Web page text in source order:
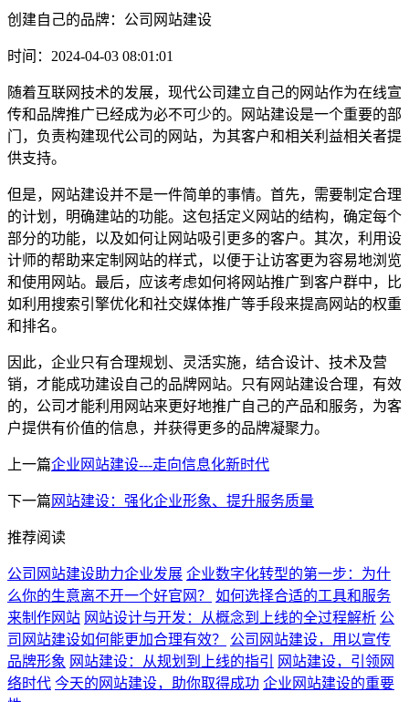
创建自己的品牌：公司网站建设
时间：2024-04-03 08:01:01
随着互联网技术的发展，现代公司建立自己的网站作为在线宣
传和品牌推广已经成为必不可少的。网站建设是一个重要的部
门，负责构建现代公司的网站，为其客户和相关利益相关者提
供支持。
但是，网站建设并不是一件简单的事情。首先，需要制定合理
的计划，明确建站的功能。这包括定义网站的结构，确定每个
部分的功能，以及如何让网站吸引更多的客户。其次，利用设
计师的帮助来定制网站的样式，以便于让访客更为容易地浏览
和使用网站。最后，应该考虑如何将网站推广到客户群中，比
如利用搜索引擎优化和社交媒体推广等手段来提高网站的权重
和排名。
因此，企业只有合理规划、灵活实施，结合设计、技术及营
销，才能成功建设自己的品牌网站。只有网站建设合理，有效
的，公司才能利用网站来更好地推广自己的产品和服务，为客
户提供有价值的信息，并获得更多的品牌凝聚力。
上一篇企业网站建设---走向信息化新时代
下一篇 网站建设：强化企业形象、提升服务质量
推荐阅读
公司网站建设助力企业发展 企业数字化转型的第一步：为什
么你的生意离不开一个好官网？
如何选择合适的工具和服务
来制作网站 网站设计与开发：从概念到上线的全过程解析 公
司网站建设如何能更加合理有效？
公司网站建设，用以宣传
品牌形象 网站建设：从规划到上线的指引
网站建设，引领网
络时代 今天的网站建设，助你取得成功 企业网站建设的重要